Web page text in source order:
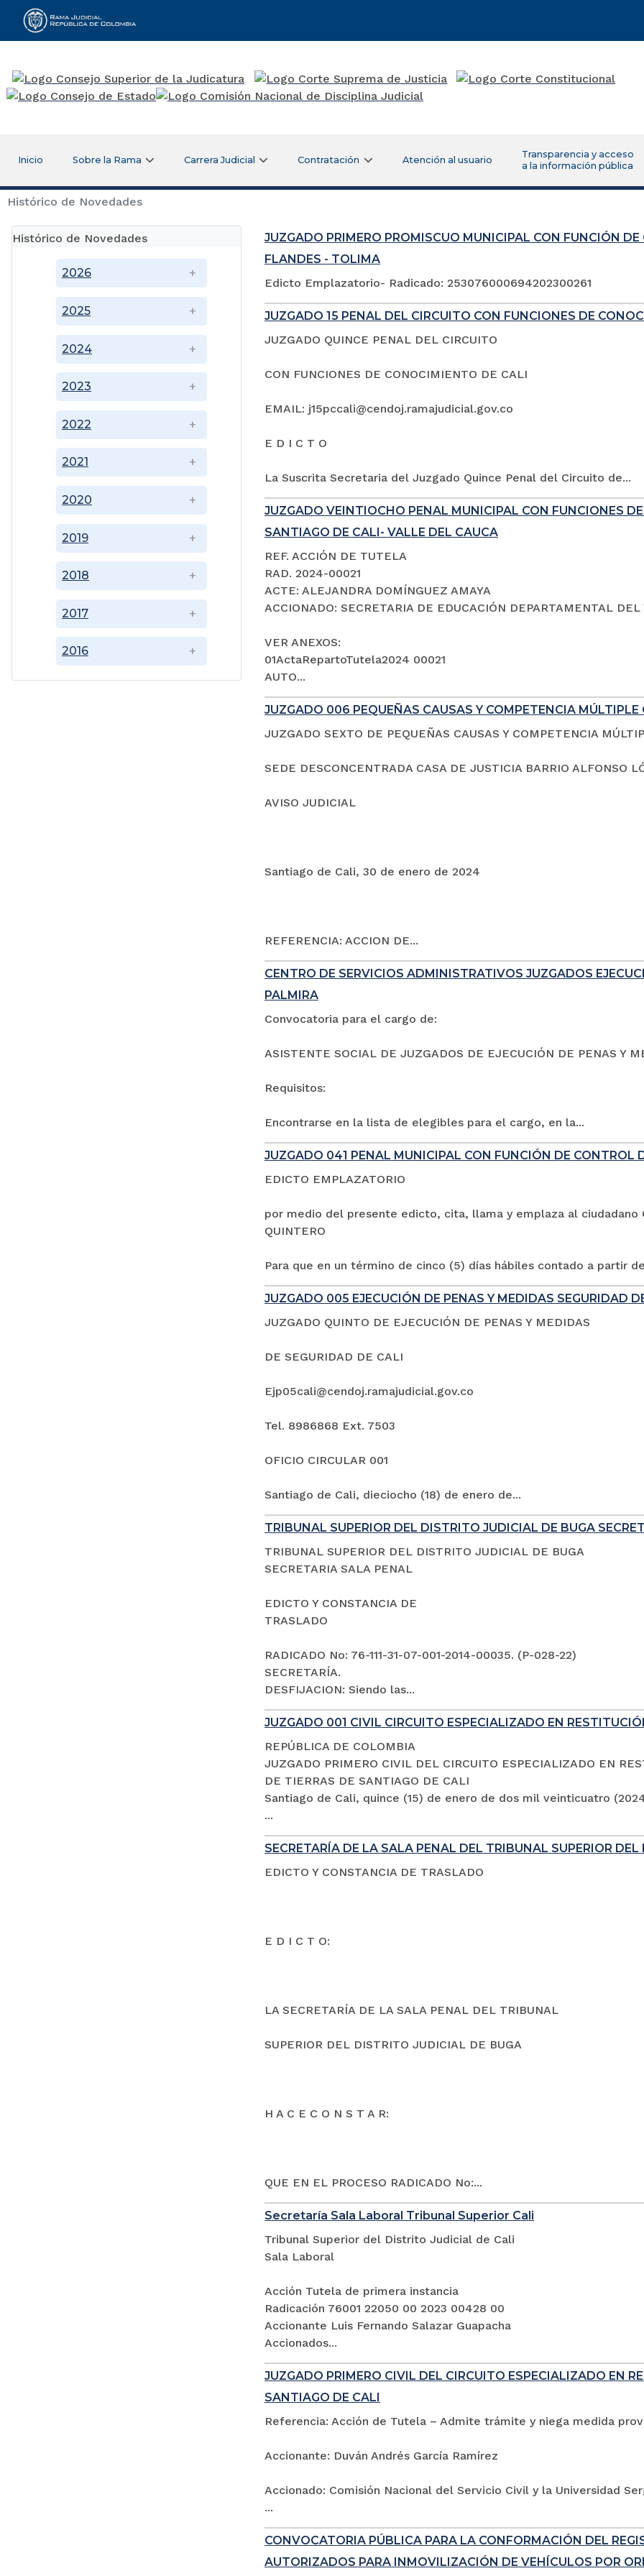
Rama Judicial
Inicio Sobre la Rama Carrera Judicial Contratación Atención al usuario
Transparencia y acceso
a la información pública
Histórico de Novedades
Histórico de Novedades
2016
2017
2018
2019
2020
2021
2022
2023
2024
2025
2026
JUZGADO PRIMERO PROMISCUO MUNICIPAL CON FUNCIÓN
FLANDES - TOLIMA
Edicto Emplazatorio- Radicado: 253076000694202300261
JUZGADO 15 PENAL DEL CIRCUITO CON FUNCIONES DE
JUZGADO QUINCE PENAL DEL CIRCUITO
CON FUNCIONES DE CONOCIMIENTO DE CALI
EMAIL: j15pccali@cendoj.ramajudicial.gov.co
E D I C T O
La Suscrita Secretaria del Juzgado Quince Penal del Circuito de...
JUZGADO VEINTIOCHO PENAL MUNICIPAL CON FUNCIONES
SANTIAGO DE CALI- VALLE DEL CAUCA
REF. ACCIÓN DE TUTELA
RAD. 2024-00021
ACTE: ALEJANDRA DOMÍNGUEZ AMAYA
ACCIONADO: SECRETARIA DE EDUCACIÓN DEPARTAMENTAL
VER ANEXOS:
01ActaRepartoTutela2024 00021
AUTO...
JUZGADO 006 PEQUEÑAS CAUSAS Y COMPETENCIA MÚLTIPLE
JUZGADO SEXTO DE PEQUEÑAS CAUSAS Y COMPETENCIA
SEDE DESCONCENTRADA CASA DE JUSTICIA BARRIO ALFONSO
AVISO JUDICIAL
Santiago de Cali, 30 de enero de 2024
REFERENCIA: ACCION DE...
CENTRO DE SERVICIOS ADMINISTRATIVOS JUZGADOS
PALMIRA
Convocatoria para el cargo de:
ASISTENTE SOCIAL DE JUZGADOS DE EJECUCIÓN DE PENAS Y
Requisitos:
Encontrarse en la lista de elegibles para el cargo, en la...
JUZGADO 041 PENAL MUNICIPAL CON FUNCIÓN DE CONTROL
EDICTO EMPLAZATORIO
por medio del presente edicto, cita, llama y emplaza al ciudadano
QUINTERO
Para que en un término de cinco (5) días hábiles contado a partir
JUZGADO 005 EJECUCIÓN DE PENAS Y MEDIDAS SEGURIDAD
JUZGADO QUINTO DE EJECUCIÓN DE PENAS Y MEDIDAS
DE SEGURIDAD DE CALI
Ejp05cali@cendoj.ramajudicial.gov.co
Tel. 8986868 Ext. 7503
OFICIO CIRCULAR 001
Santiago de Cali, dieciocho (18) de enero de...
TRIBUNAL SUPERIOR DEL DISTRITO JUDICIAL DE BUGA
TRIBUNAL SUPERIOR DEL DISTRITO JUDICIAL DE BUGA
SECRETARIA SALA PENAL
EDICTO Y CONSTANCIA DE
TRASLADO
RADICADO No: 76-111-31-07-001-2014-00035. (P-028-22)
SECRETARÍA.
DESFIJACION: Siendo las...
JUZGADO 001 CIVIL CIRCUITO ESPECIALIZADO EN
REPÚBLICA DE COLOMBIA
JUZGADO PRIMERO CIVIL DEL CIRCUITO ESPECIALIZADO EN
DE TIERRAS DE SANTIAGO DE CALI
Santiago de Cali, quince (15) de enero de dos mil veinticuatro
...
SECRETARÍA DE LA SALA PENAL DEL TRIBUNAL SUPERIOR
EDICTO Y CONSTANCIA DE TRASLADO
E D I C T O:
LA SECRETARÍA DE LA SALA PENAL DEL TRIBUNAL
SUPERIOR DEL DISTRITO JUDICIAL DE BUGA
H A C E C O N S T A R:
QUE EN EL PROCESO RADICADO No:...
Secretaría Sala Laboral Tribunal Superior Cali
Tribunal Superior del Distrito Judicial de Cali
Sala Laboral
Acción Tutela de primera instancia
Radicación 76001 22050 00 2023 00428 00
Accionante Luis Fernando Salazar Guapacha
Accionados...
JUZGADO PRIMERO CIVIL DEL CIRCUITO ESPECIALIZADO EN
SANTIAGO DE CALI
Referencia: Acción de Tutela – Admite trámite y niega medida
Accionante: Duván Andrés García Ramírez
Accionado: Comisión Nacional del Servicio Civil y la Universidad
...
CONVOCATORIA PÚBLICA PARA LA CONFORMACIÓN DEL
AUTORIZADOS PARA INMOVILIZACIÓN DE VEHÍCULOS POR